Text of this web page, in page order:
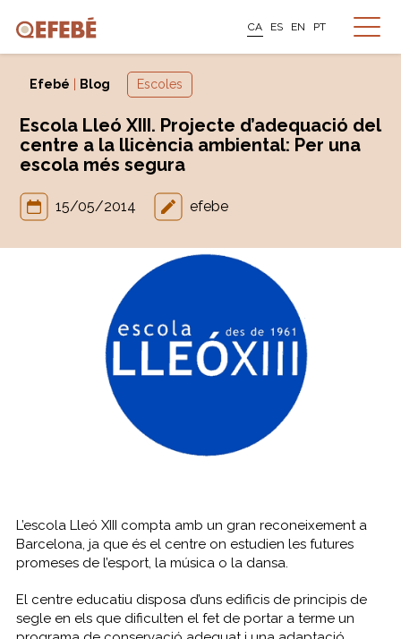
CA ES EN PT
Efebé Blog Escoles
Escola Lleó XIII. Projecte d’adequació del
centre a la llicència ambiental: Per una
escola més segura
15/05/2014 efebe
L’escola Lleó XIII compta amb un gran reconeixement a
Barcelona, ja que és el centre on estudien les futures
promeses de l’esport, la música o la dansa.
El centre educatiu disposa d’uns edificis de principis de
segle en els que dificulten el fet de portar a terme un